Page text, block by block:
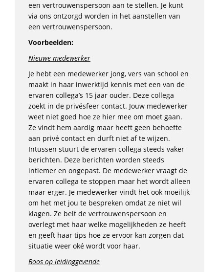
een vertrouwenspersoon aan te stellen. Je kunt
via ons ontzorgd worden in het aanstellen van
een vertrouwenspersoon.
Voorbeelden:
Nieuwe medewerker
Je hebt een medewerker jong, vers van school en
maakt in haar inwerktijd kennis met een van de
ervaren collega’s 15 jaar ouder. Deze collega
zoekt in de privésfeer contact. Jouw medewerker
weet niet goed hoe ze hier mee om moet gaan.
Ze vindt hem aardig maar heeft geen behoefte
aan privé contact en durft niet af te wijzen.
Intussen stuurt de ervaren collega steeds vaker
berichten. Deze berichten worden steeds
intiemer en ongepast. De medewerker vraagt de
ervaren collega te stoppen maar het wordt alleen
maar erger. Je medewerker vindt het ook moeilijk
om het met jou te bespreken omdat ze niet wil
klagen. Ze belt de vertrouwenspersoon en
overlegt met haar welke mogelijkheden ze heeft
en geeft haar tips hoe ze ervoor kan zorgen dat
situatie weer oké wordt voor haar.
Boos op leidinggevende